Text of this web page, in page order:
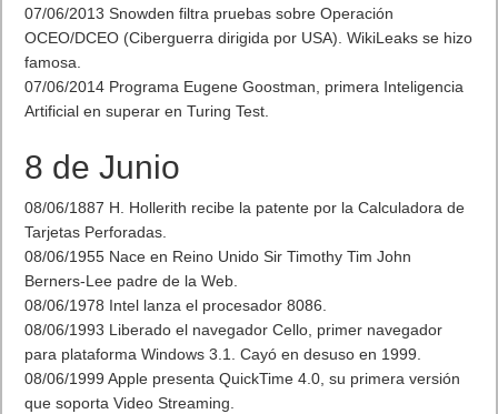
07/06/2013 Snowden filtra pruebas sobre Operación
OCEO/DCEO (Ciberguerra dirigida por USA). WikiLeaks se hizo
famosa.
07/06/2014 Programa Eugene Goostman, primera Inteligencia
Artificial en superar en Turing Test.
8 de Junio
08/06/1887 H. Hollerith recibe la patente por la Calculadora de
Tarjetas Perforadas.
08/06/1955 Nace en Reino Unido Sir Timothy Tim John
Berners-Lee padre de la Web.
08/06/1978 Intel lanza el procesador 8086.
08/06/1993 Liberado el navegador Cello, primer navegador
para plataforma Windows 3.1. Cayó en desuso en 1999.
08/06/1999 Apple presenta QuickTime 4.0, su primera versión
que soporta Video Streaming.